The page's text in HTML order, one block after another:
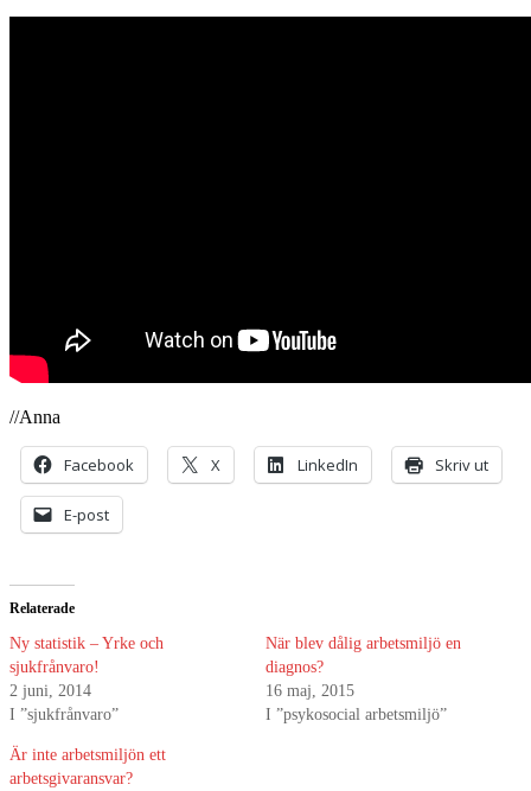
//Anna
Facebook X LinkedIn Skriv ut
E-post
Relaterade
Ny statistik – Yrke och
sjukfrånvaro!
2 juni, 2014
I ”sjukfrånvaro”
När blev dålig arbetsmiljö en
diagnos?
16 maj, 2015
I ”psykosocial arbetsmiljö”
Är inte arbetsmiljön ett
arbetsgivaransvar?